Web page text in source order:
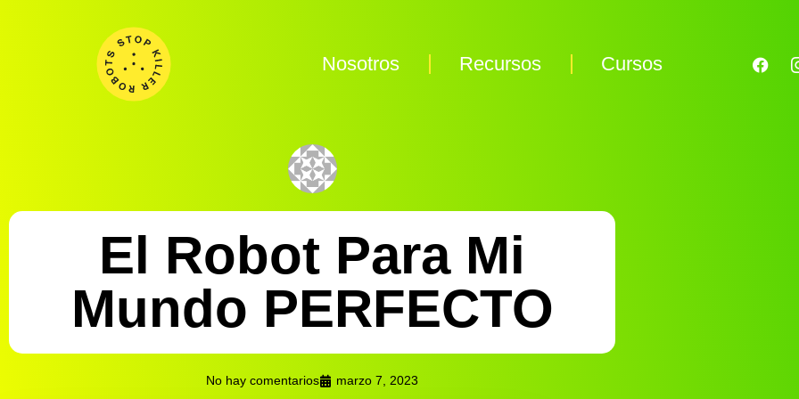
Nosotros Recursos Cursos
El Robot Para Mi
Mundo PERFECTO
No hay comentarios marzo 7, 2023